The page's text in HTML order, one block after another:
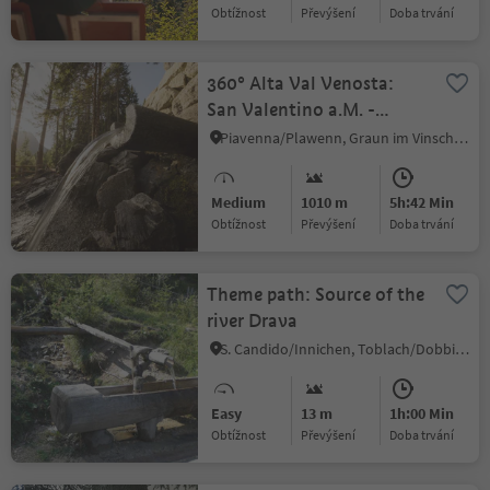
Obtížnost Převýšení doba trvání
360° Alta Val Venosta:
San Valentino a.M. -
Reschen
Piavenna/Plawenn, Graun im Vinschgau/Curon Venosta, Vinschgau/Val Venosta
Medium
Obtížnost
1010 m
Převýšení
5h:42 Min
doba trvání
Theme path: Source of the
river Drava
S. Candido/Innichen, Toblach/Dobbiaco, Dolomites Region 3 Zinnen
Easy
Obtížnost
13 m
Převýšení
1h:00 Min
doba trvání